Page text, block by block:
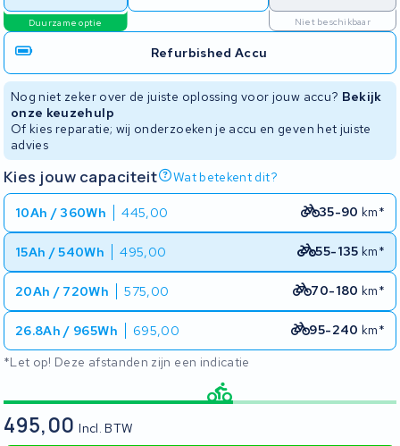
Duurzame optie Niet beschikbaar
Refurbished Accu
Nog niet zeker over de juiste oplossing voor jouw accu? Bekijk
onze keuzehulp
Of kies reparatie; wij onderzoeken je accu en geven het juiste
advies
Kies jouw capaciteit Wat betekent dit?
10Ah / 360Wh 445,00 35-90 km*
15Ah / 540Wh 495,00 55-135 km*
20Ah / 720Wh 575,00 70-180 km*
26.8Ah / 965Wh 695,00 95-240 km*
*Let op! Deze afstanden zijn een indicatie
495,00Incl. BTW